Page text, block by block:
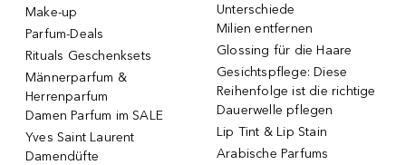
Make-up
Parfum-Deals
Rituals Geschenksets
Männerparfum &
Herrenparfum
Damen Parfum im SALE
Yves Saint Laurent
Damendüfte
Unterschiede
Milien entfernen
Glossing für die Haare
Gesichtspflege: Diese
Reihenfolge ist die richtige
Dauerwelle pflegen
Lip Tint & Lip Stain
Arabische Parfums